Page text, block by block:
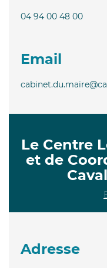
04 94 00 48 00
Email
Le Centre
et de
Adresse